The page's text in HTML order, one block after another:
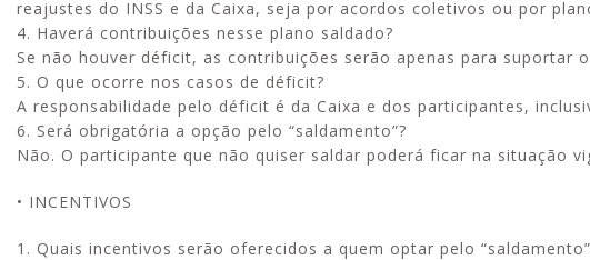
reajustes do INSS e da Caixa, seja por acordos coletivos ou por
4. Haverá contribuições nesse plano saldado?
Se não houver déficit, as contribuições serão apenas para suportar
5. O que ocorre nos casos de déficit?
A responsabilidade pelo déficit é da Caixa e dos participantes,
6. Será obrigatória a opção pelo “saldamento”?
Não. O participante que não quiser saldar poderá ficar na situação
• INCENTIVOS
1. Quais incentivos serão oferecidos a quem optar pelo